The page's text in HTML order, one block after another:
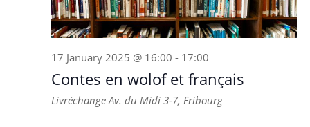
17 January 2025 @ 16:00 - 17:00
Contes en wolof et français
LivréchangeAv. du Midi 3-7, Fribourg